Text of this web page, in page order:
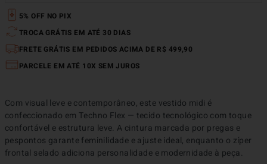
5% OFF NO PIX
TROCA GRÁTIS EM ATÉ 30 DIAS
FRETE GRÁTIS EM PEDIDOS ACIMA DE R$ 499,90
PARCELE EM ATÉ 10X SEM JUROS
Com visual leve e contemporâneo, este vestido midi é
confeccionado em Techno Flex — tecido tecnológico com toque
confortável e estrutura leve. A cintura marcada por pregas e
pespontos garante feminilidade e ajuste ideal, enquanto o zíper
frontal selado adiciona personalidade e modernidade à peça.